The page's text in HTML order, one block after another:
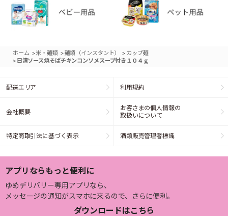
ホーム >米・麺類 >麺類（インスタント） > カップ麺
> 日清ソース焼そばチキンコンソメスープ付き１０４ｇ
配送エリア 利用規約
会社概要
お客さまの個人情報の
取扱いについて
特定商取引法に基づく表示 酒類販売管理者標識
アプリならもっと便利に
ゆめデリバリー専用アプリなら、
メッセージの通知がスマホに来るので、さらに便利。
ダウンロードはこちら